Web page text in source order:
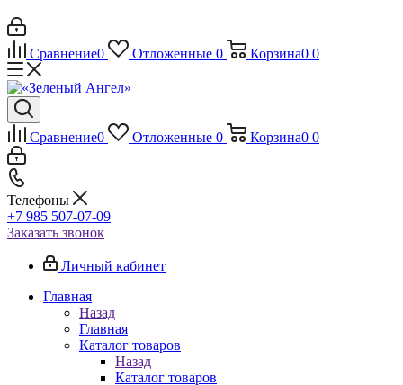
Сравнение0 Отложенные 0 Корзина0 0
Сравнение0 Отложенные 0 Корзина0 0
Телефоны
+7 985 507-07-09
Заказать звонок
Личный кабинет
Главная
Назад
Главная
Каталог товаров
Назад
Каталог товаров